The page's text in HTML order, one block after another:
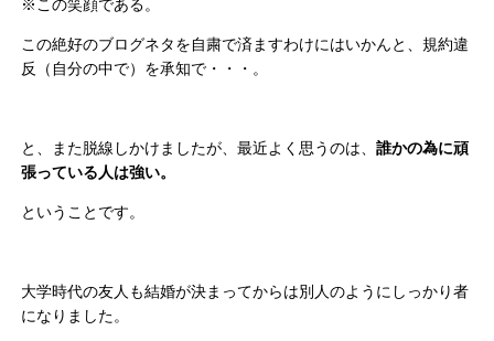
※この笑顔である。
この絶好のブログネタを自粛で済ますわけにはいかんと、規約違
反（自分の中で）を承知で・・・。
と、また脱線しかけましたが、最近よく思うのは、誰かの為に頑
張っている人は強い。
ということです。
大学時代の友人も結婚が決まってからは別人のようにしっかり者
になりました。